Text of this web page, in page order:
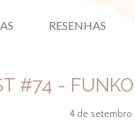
RESENHAS
#74 -
4 de setembro